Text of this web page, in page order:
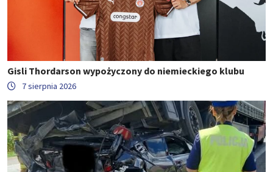
Gisli Thordarson wypożyczony do niemieckiego klubu
7 sierpnia 2026